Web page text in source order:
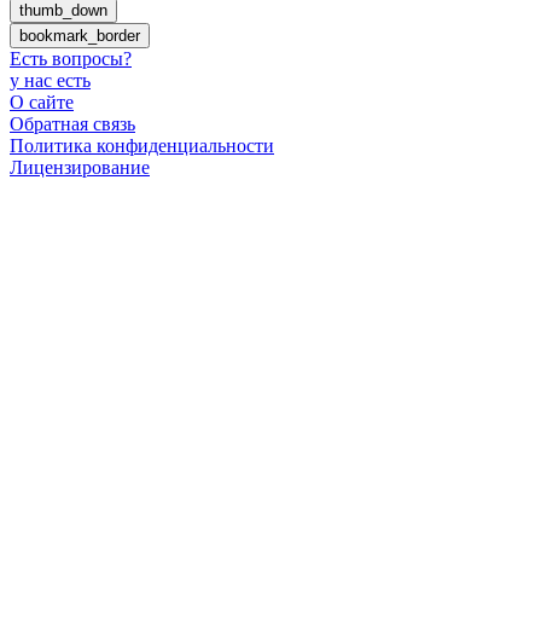
thumb_down
bookmark_border
Есть вопросы?
у нас есть
О сайте
Обратная связь
Политика конфиденциальности
Лицензирование